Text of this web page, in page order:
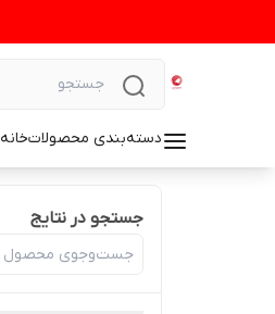
دسته‌بندی محصولاتخانه
جستجو در نتایج